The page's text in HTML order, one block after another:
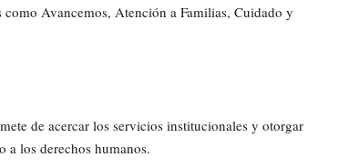
como Avancemos, Atención a Familias, Cuidado y
de acercar los servicios institucionales y otorgar
a los derechos humanos.